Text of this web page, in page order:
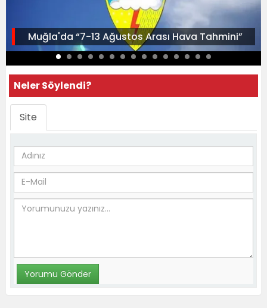
Muğla'da “7-13 Ağustos Arası Hava Tahmini”
Neler Söylendi?
Site